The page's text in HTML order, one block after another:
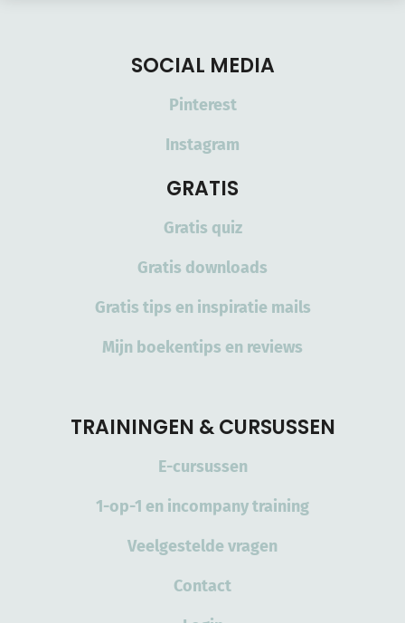
SOCIAL MEDIA
Pinterest
Instagram
GRATIS
Gratis quiz
Gratis downloads
Gratis tips en inspiratie mails
Mijn boekentips en reviews
TRAININGEN & CURSUSSEN
E-cursussen
1-op-1 en incompany training
Veelgestelde vragen
Contact